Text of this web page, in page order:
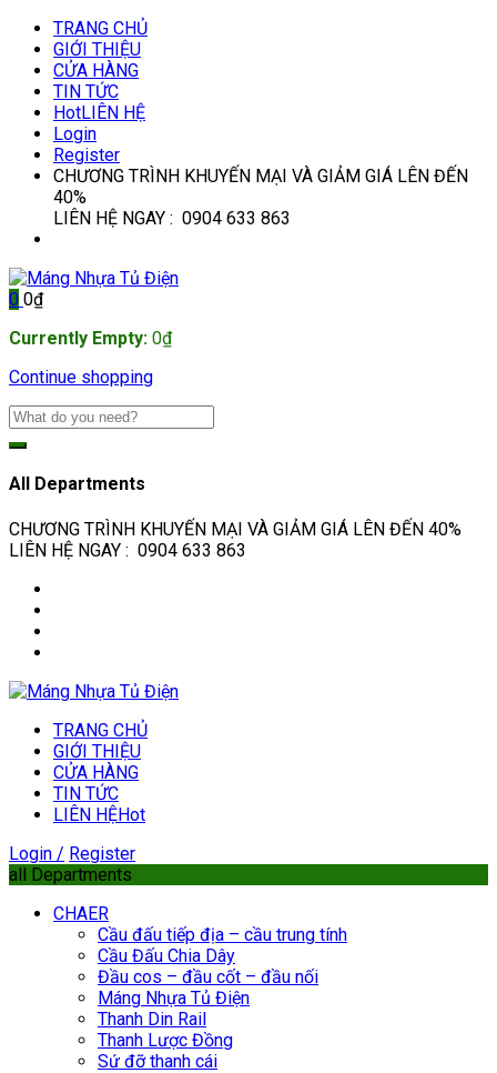
TRANG CHỦ
GIỚI THIỆU
CỬA HÀNG
TIN TỨC
HotLIÊN HỆ
Login
Register
CHƯƠNG TRÌNH KHUYẾN MẠI VÀ GIẢM GIÁ LÊN ĐẾN
40%
LIÊN HỆ NGAY : 0904 633 863
0 0₫
Currently Empty: 0₫
Continue shopping
All Departments
CHƯƠNG TRÌNH KHUYẾN MẠI VÀ GIẢM GIÁ LÊN ĐẾN 40%
LIÊN HỆ NGAY : 0904 633 863
TRANG CHỦ
GIỚI THIỆU
CỬA HÀNG
TIN TỨC
LIÊN HỆHot
Login / Register
all Departments
CHAER
Cầu đấu tiếp địa – cầu trung tính
Cầu Đấu Chia Dây
Đầu cos – đầu cốt – đầu nối
Máng Nhựa Tủ Điện
Thanh Din Rail
Thanh Lược Đồng
Sứ đỡ thanh cái